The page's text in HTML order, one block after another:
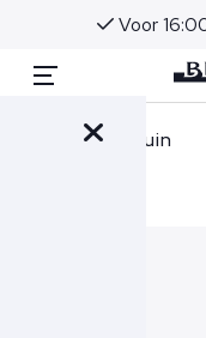
Voor
Wahts Trui Bruin